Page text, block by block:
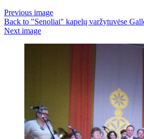
Previous image
Back to "Senoliai" kapelų varžytuvėse
Next image